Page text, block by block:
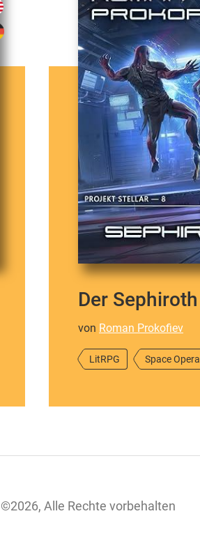
Der Sephiroth
von Roman Prokofiev
LitRPG Space Opera
©2026, Alle Rechte vorbehalten